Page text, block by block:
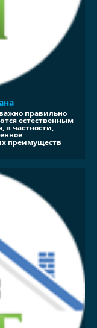
правильно
естественным
в частности,
преимуществ